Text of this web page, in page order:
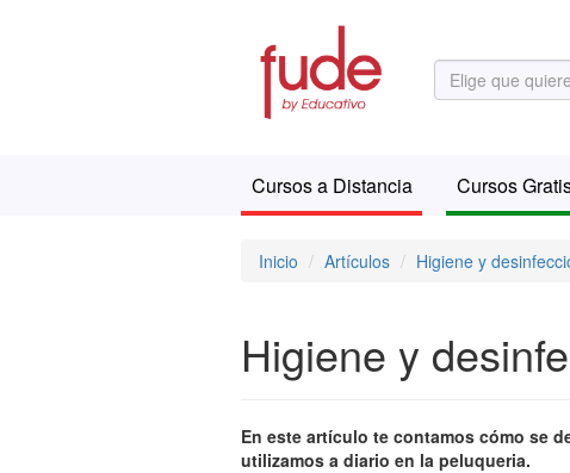
Cursos a Distancia Cursos
Inicio Artículos Higiene y
Higiene y
En este artículo te contamos cómo se
utilizamos a diario en la peluqueria.